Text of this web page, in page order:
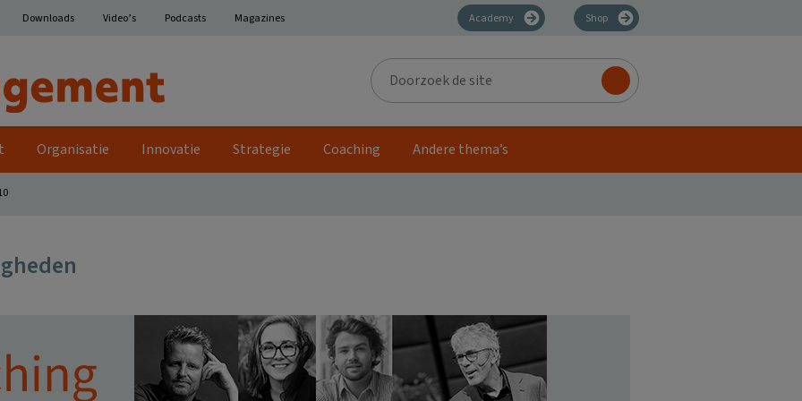
Downloads Video’s Podcasts Magazines Academy Shop
Doorzoek
de
site
Organisatie Innovatie Strategie Coaching Andere thema’s